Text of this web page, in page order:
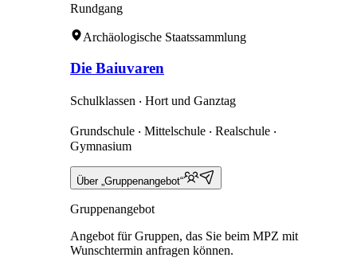
Rundgang
Archäologische Staatssammlung
Die Baiuvaren
Schulklassen ‧ Hort und Ganztag
Grundschule ‧ Mittelschule ‧ Realschule ‧
Gymnasium
Über „Gruppenangebot“
Gruppenangebot
Angebot für Gruppen, das Sie beim MPZ mit
Wunschtermin anfragen können.